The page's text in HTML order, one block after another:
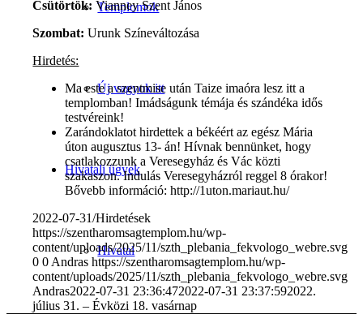
Templomok
Új vagyok itt
Hivatali ügyek
Hivatal
Csütörtök: Vianney Szent János
Szombat: Urunk Színeváltozása
Hirdetés:
Ma este a szentmise után Taize imaóra lesz itt a
templomban! Imádságunk témája és szándéka idős
testvéreink!
Zarándoklatot hirdettek a békéért az egész Mária
úton augusztus 13- án! Hívnak bennünket, hogy
csatlakozzunk a Veresegyház és Vác közti
szakaszon. Indulás Veresegyházról reggel 8 órakor!
Bővebb információ: http://1uton.mariaut.hu/
2022-07-31/Hirdetések
https://szentharomsagtemplom.hu/wp-
content/uploads/2025/11/szth_plebania_fekvologo_webre.svg
0 0 Andras https://szentharomsagtemplom.hu/wp-
content/uploads/2025/11/szth_plebania_fekvologo_webre.svg
Andras2022-07-31 23:36:472022-07-31 23:37:592022.
július 31. – Évközi 18. vasárnap